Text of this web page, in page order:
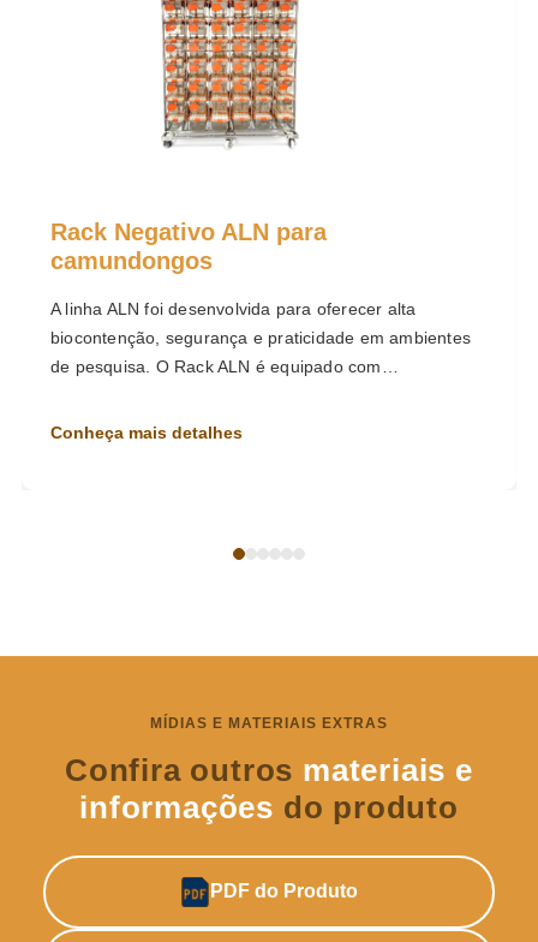
Rack Negativo ALN para
camundongos
A linha ALN foi desenvolvida para oferecer alta
biocontenção, segurança e praticidade em ambientes
de pesquisa. O Rack ALN é equipado com…
Conheça mais detalhes
MÍDIAS E MATERIAIS EXTRAS
Confira outros materiais e
informações do produto
PDF do Produto